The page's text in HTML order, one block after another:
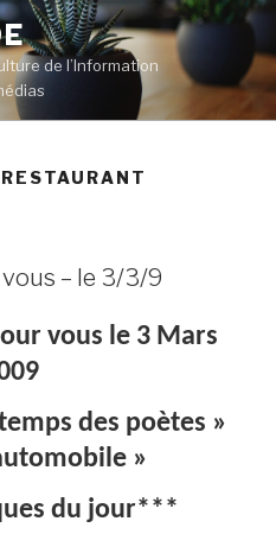
de l’Information
– le 3/3/9
vous le 3 Mars
des poètes »
»
du jour***